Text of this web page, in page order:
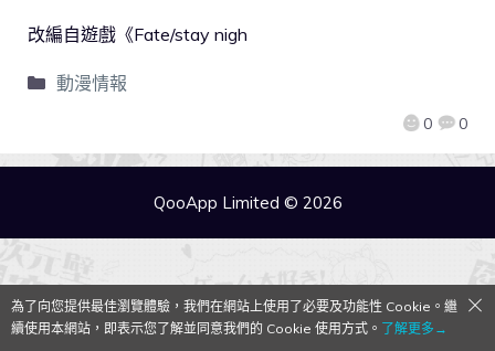
0 0
改編自遊戲《Fate/stay nigh
動漫情報
QooApp Limited © 2026
為了向您提供最佳瀏覽體驗，我們在網站上使用了必要及功能性 Cookie。繼
續使用本網站，即表示您了解並同意我們的 Cookie 使用方式。 了解更多→